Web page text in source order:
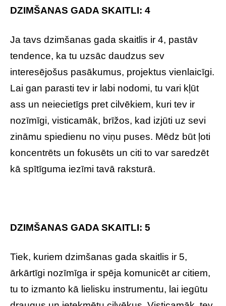
DZIMŠANAS GADA SKAITLI: 4
Ja tavs dzimšanas gada skaitlis ir 4, pastāv
tendence, ka tu uzsāc daudzus sev
interesējošus pasākumus, projektus vienlaicīgi.
Lai gan parasti tev ir labi nodomi, tu vari kļūt
ass un neiecietīgs pret cilvēkiem, kuri tev ir
nozīmīgi, visticamāk, brīžos, kad izjūti uz sevi
zināmu spiedienu no viņu puses. Mēdz būt ļoti
koncentrēts un fokusēts un citi to var saredzēt
kā spītīguma iezīmi tavā raksturā.
DZIMŠANAS GADA SKAITLI: 5
Tiek, kuriem dzimšanas gada skaitlis ir 5,
ārkārtīgi nozīmīga ir spēja komunicēt ar citiem,
tu to izmanto kā lielisku instrumentu, lai iegūtu